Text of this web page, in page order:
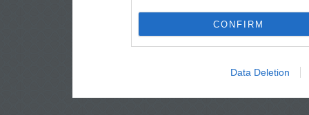
CONFIRM
Data Deletion